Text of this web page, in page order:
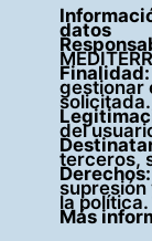
datos
Finalidad:
gestionar
solicitada.
del
terceros,
Derechos:
la política.
Más